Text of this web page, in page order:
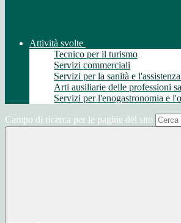
Attività svolte
Tecnico per il turismo
Servizi commerciali
Servizi per la sanità e
Arti ausiliarie delle professioni
Servizi per l'enogastronomia e
Campo di ricerca per le pagine del sito